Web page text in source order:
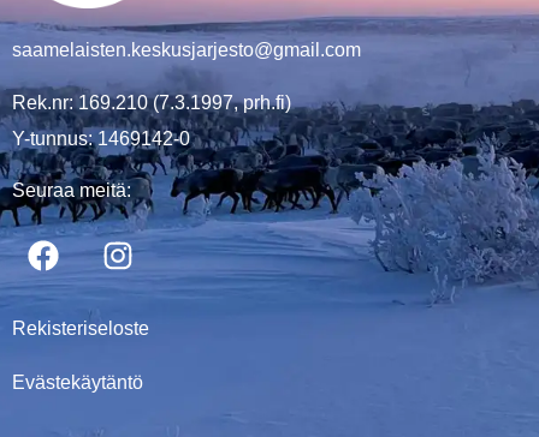
saamelaisten.keskusjarjesto@gmail.com
Rek.nr: 169.210 (7.3.1997, prh.fi)
Y-tunnus: 1469142-0
Seuraa meitä:
Rekisteriseloste
Evästekäytäntö